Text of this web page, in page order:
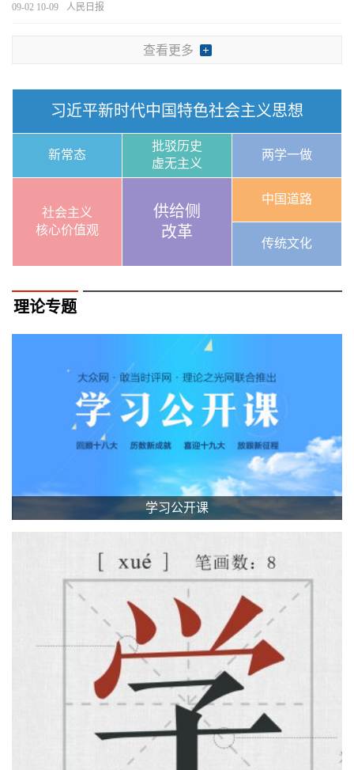
09-02 10-09
人民日报
查看更多
习近平新时代中国特色社会主义思想
新常态
批驳历史
虚无主义
两学一做
社会主义
核心价值观
供给侧
改革
中国道路
传统文化
理论专题
学习公开课